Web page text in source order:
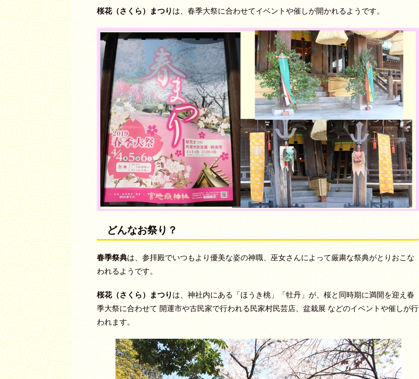
桜花（さくら）まつり は、春季大祭に合わせてイベントや催しが開かれるようです。
どんなお祭り？
春季祭典は、参拝殿でいつもより優美な姿の神職、巫女さんによって厳粛な祭典がとりおこな
われるようです。
桜花（さくら）まつり は、神社内にある「ほうき桃」「牡丹」が、桜と同時期に満開を迎え春
季大祭に合わせて 開運市や古民家で行われる民家村民芸店、盆栽展 などのイベントや催しが行
われます。